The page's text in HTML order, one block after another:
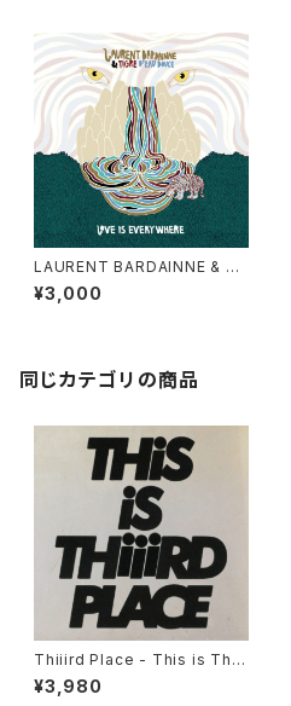
LAURENT BARDAINNE & TI
GRE D'EAU DOUCE - LOVE
IS EVERYWHERE "2LP"
¥3,000
同じカテゴリの商品
Thiiird Place - This is Thiii
rd Place "LP"
¥3,980